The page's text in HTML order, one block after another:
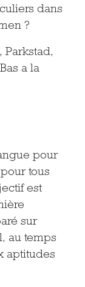
dans
?
Parkstad,
a la
pour
tous
est
sur
au temps
aptitudes